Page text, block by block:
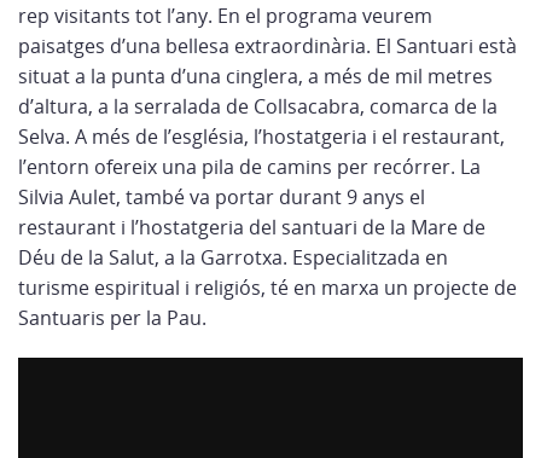
rep visitants tot l’any. En el programa veurem
paisatges d’una bellesa extraordinària. El Santuari està
situat a la punta d’una cinglera, a més de mil metres
d’altura, a la serralada de Collsacabra, comarca de la
Selva. A més de l’església, l’hostatgeria i el restaurant,
l’entorn ofereix una pila de camins per recórrer. La
Silvia Aulet, també va portar durant 9 anys el
restaurant i l’hostatgeria del santuari de la Mare de
Déu de la Salut, a la Garrotxa. Especialitzada en
turisme espiritual i religiós, té en marxa un projecte de
Santuaris per la Pau.